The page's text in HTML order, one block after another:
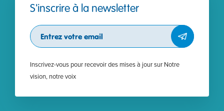
S'inscrire à la newsletter
Subscribe
Inscrivez-vous pour recevoir des mises à jour sur Notre
vision, notre voix